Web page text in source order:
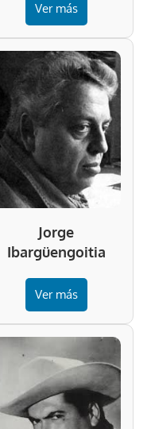
Ver más
Jorge
Ibargüengoitia
Ver más